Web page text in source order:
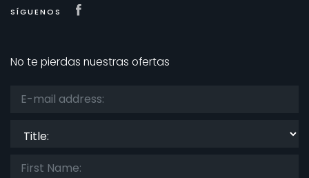
SÍGUENOS
No te pierdas nuestras ofertas